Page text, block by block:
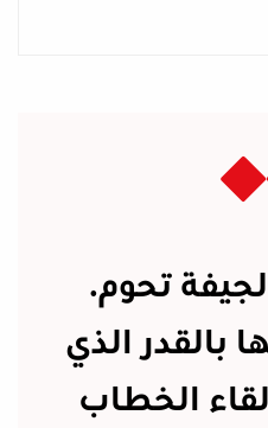
تحوم.
بالقدر الذي
الخطاب